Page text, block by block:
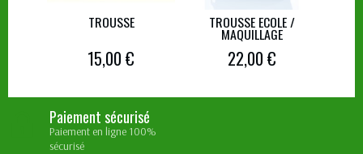
TROUSSE
15,00 €
TROUSSE ECOLE /
MAQUILLAGE
22,00 €
Paiement sécurisé
Paiement en ligne 100%
sécurisé